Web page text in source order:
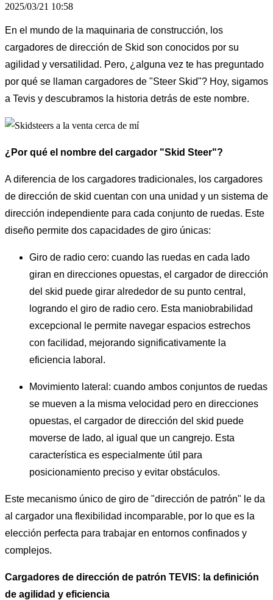
2025/03/21 10:58
En el mundo de la maquinaria de construcción, los
cargadores de dirección de Skid son conocidos por su
agilidad y versatilidad. Pero, ¿alguna vez te has preguntado
por qué se llaman cargadores de "Steer Skid"? Hoy, sigamos
a Tevis y descubramos la historia detrás de este nombre.
¿Por qué el nombre del cargador "Skid Steer"?
A diferencia de los cargadores tradicionales, los cargadores
de dirección de skid cuentan con una unidad y un sistema de
dirección independiente para cada conjunto de ruedas. Este
diseño permite dos capacidades de giro únicas:
Giro de radio cero: cuando las ruedas en cada lado
giran en direcciones opuestas, el cargador de dirección
del skid puede girar alrededor de su punto central,
logrando el giro de radio cero. Esta maniobrabilidad
excepcional le permite navegar espacios estrechos
con facilidad, mejorando significativamente la
eficiencia laboral.
Movimiento lateral: cuando ambos conjuntos de ruedas
se mueven a la misma velocidad pero en direcciones
opuestas, el cargador de dirección del skid puede
moverse de lado, al igual que un cangrejo. Esta
característica es especialmente útil para
posicionamiento preciso y evitar obstáculos.
Este mecanismo único de giro de "dirección de patrón" le da
al cargador una flexibilidad incomparable, por lo que es la
elección perfecta para trabajar en entornos confinados y
complejos.
Cargadores de dirección de patrón TEVIS: la definición
de agilidad y eficiencia